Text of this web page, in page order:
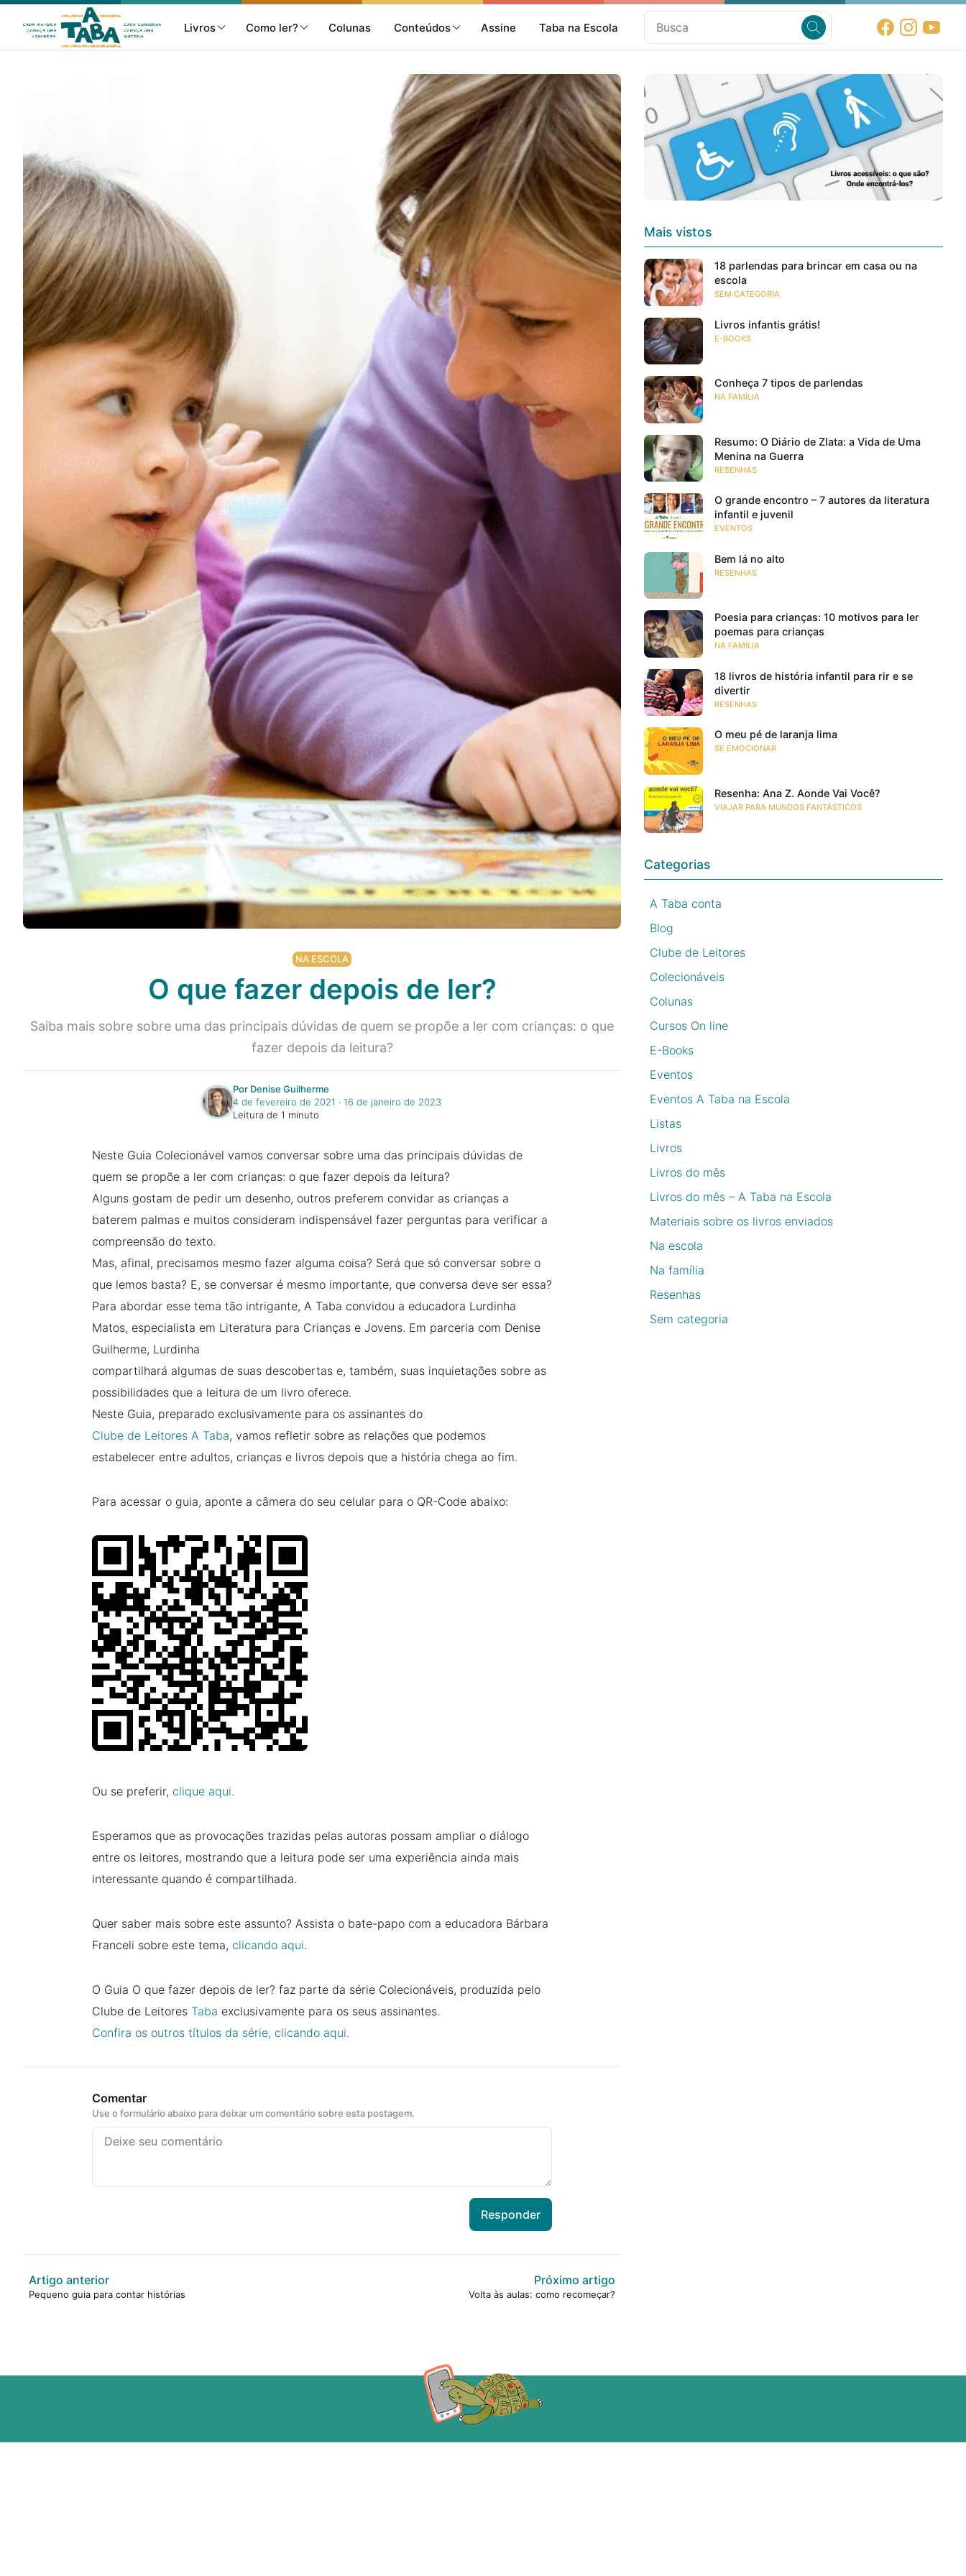
Livros Como ler? Colunas Conteúdos Assine Taba na Escola
Resenhas
Clube de Leitores
Listas
Como ler?
Na escola
Na família
Cursos On line
E-Books
Eventos
Podcast
Taba na Escola
NA ESCOLA
O que fazer depois de ler?
Saiba mais sobre sobre uma das principais dúvidas de quem se propõe a ler com crianças: o que
fazer depois da leitura?
Por Denise Guilherme
4 de fevereiro de 2021 ‧ 16 de janeiro de 2023
Leitura de 1 minuto
Neste Guia Colecionável vamos conversar sobre uma das principais dúvidas de
quem se propõe a ler com crianças: o que fazer depois da leitura?
Alguns gostam de pedir um desenho, outros preferem convidar as crianças a
baterem palmas e muitos consideram indispensável fazer perguntas para verificar a
compreensão do texto.
Mas, afinal, precisamos mesmo fazer alguma coisa? Será que só conversar sobre o
que lemos basta? E, se conversar é mesmo importante, que conversa deve ser essa?
Para abordar esse tema tão intrigante, A Taba convidou a educadora Lurdinha
Matos, especialista em Literatura para Crianças e Jovens. Em parceria com Denise
Guilherme, Lurdinha
compartilhará algumas de suas descobertas e, também, suas inquietações sobre as
possibilidades que a leitura de um livro oferece.
Neste Guia, preparado exclusivamente para os assinantes do
Clube de Leitores A Taba, vamos refletir sobre as relações que podemos
estabelecer entre adultos, crianças e livros depois que a história chega ao fim.
Para acessar o guia, aponte a câmera do seu celular para o QR-Code abaixo:
Ou se preferir, clique aqui.
Esperamos que as provocações trazidas pelas autoras possam ampliar o diálogo
entre os leitores, mostrando que a leitura pode ser uma experiência ainda mais
interessante quando é compartilhada.
Quer saber mais sobre este assunto? Assista o bate-papo com a educadora Bárbara
Franceli sobre este tema, clicando aqui.
O Guia O que fazer depois de ler? faz parte da série Colecionáveis, produzida pelo
Clube de Leitores Taba exclusivamente para os seus assinantes.
Confira os outros títulos da série, clicando aqui.
Comentar
Use o formulário abaixo para deixar um comentário sobre esta postagem.
Responder
Artigo anterior
Pequeno guia para contar histórias
Próximo artigo
Volta às aulas: como recomeçar?
Mais vistos
18 parlendas para brincar em casa ou na
escola
SEM CATEGORIA
Livros infantis grátis!
E-BOOKS
Conheça 7 tipos de parlendas
NA FAMÍLIA
Resumo: O Diário de Zlata: a Vida de Uma
Menina na Guerra
RESENHAS
O grande encontro – 7 autores da literatura
infantil e juvenil
EVENTOS
Bem lá no alto
RESENHAS
Poesia para crianças: 10 motivos para ler
poemas para crianças
NA FAMÍLIA
18 livros de história infantil para rir e se
divertir
RESENHAS
O meu pé de laranja lima
SE EMOCIONAR
Resenha: Ana Z. Aonde Vai Você?
VIAJAR PARA MUNDOS FANTÁSTICOS
Categorias
A Taba conta
Blog
Clube de Leitores
Colecionáveis
Colunas
Cursos On line
E-Books
Eventos
Eventos A Taba na Escola
Listas
Livros
Livros do mês
Livros do mês – A Taba na Escola
Materiais sobre os livros enviados
Na escola
Na família
Resenhas
Sem categoria